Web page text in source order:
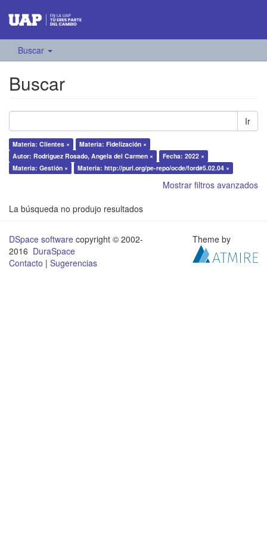
Buscar
Buscar
Ir
Materia: Clientes ×
Materia: Fidelización ×
Autor: Rodriguez Rosado, Angela del Carmen ×
Fecha: 2022 ×
Materia: Gestión ×
Materia: http://purl.org/pe-repo/ocde/ford#5.02.04 ×
Mostrar filtros avanzados
La búsqueda no produjo resultados
DSpace software copyright © 2002-
2016 DuraSpace
Contacto | Sugerencias
Theme by